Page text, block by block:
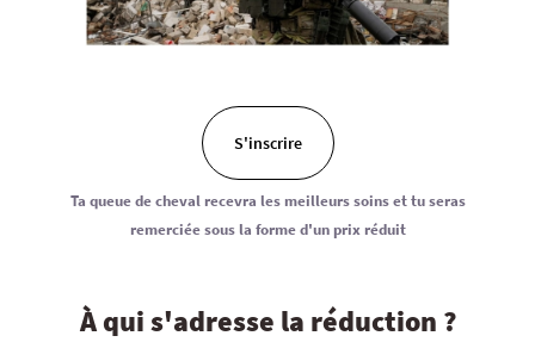
S'inscrire
Ta queue de cheval recevra les meilleurs soins et tu seras
remerciée sous la forme d'un prix réduit
À qui s'adresse la réduction ?